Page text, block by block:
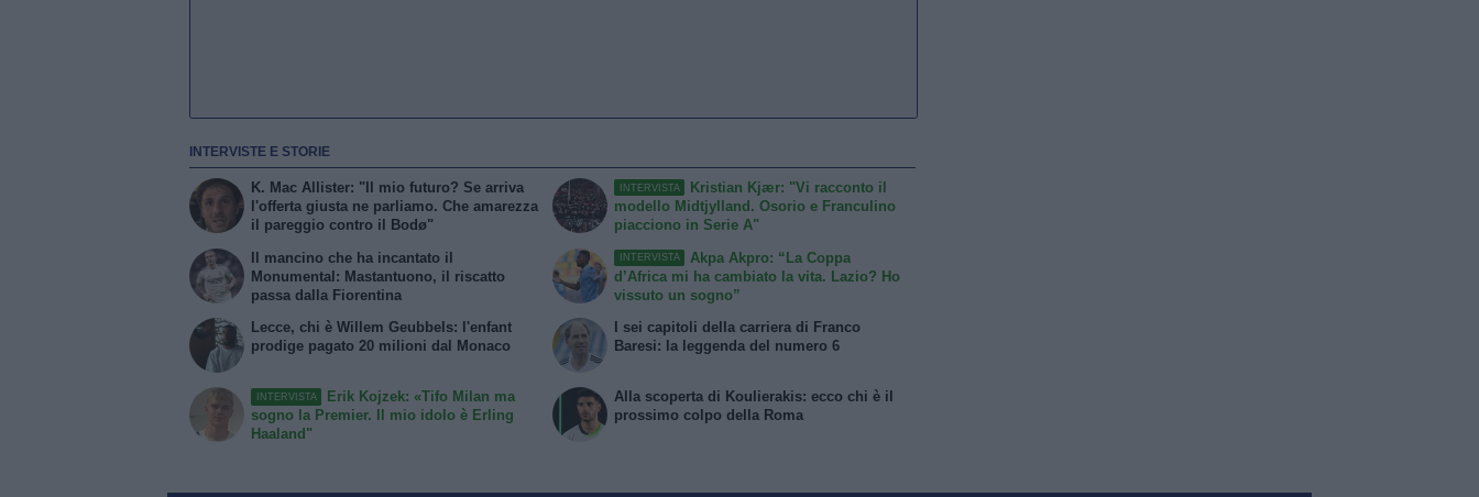
INTERVISTE E STORIE
K. Mac Allister: "Il mio futuro? Se arriva
l'offerta giusta ne parliamo. Che amarezza
il pareggio contro il Bodø"
Il mancino che ha incantato il
Monumental: Mastantuono, il riscatto
passa dalla Fiorentina
INTERVISTA
Kristian Kjær: "Vi racconto il
modello Midtjylland. Osorio e Franculino
piacciono in Serie A"
INTERVISTA
Akpa Akpro: “La Coppa
d’Africa mi ha cambiato la vita. Lazio? Ho
vissuto un sogno”
Lecce, chi è Willem Geubbels: l'enfant
prodige pagato 20 milioni dal Monaco
INTERVISTA
Erik Kojzek: «Tifo Milan ma
sogno la Premier. Il mio idolo è Erling
Haaland"
I sei capitoli della carriera di Franco
Baresi: la leggenda del numero 6
Alla scoperta di Koulierakis: ecco chi è il
prossimo colpo della Roma